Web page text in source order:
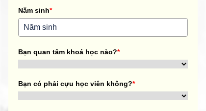
Năm sinh*
Bạn quan tâm khoá học nào?*
Bạn có phải cựu học viên không?*